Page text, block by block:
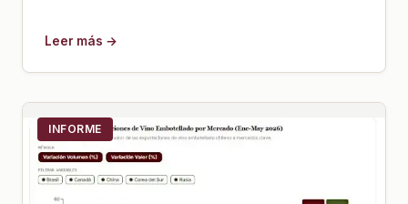
Leer más →
INFORME